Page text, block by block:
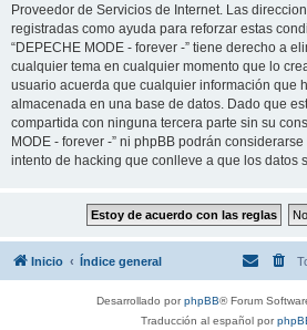
Proveedor de Servicios de Internet. Las
registradas como ayuda para reforzar estas
“DEPECHE MODE - forever -” tiene derecho a
cualquier tema en cualquier momento que lo
usuario acuerda que cualquier información que
almacenada en una base de datos. Dado que
compartida con ninguna tercera parte sin su
MODE - forever -” ni phpBB podrán
intento de hacking que conlleve a que los datos
Inicio Índice general
Desarrollado porphpBB® Forum
Traducción al español por